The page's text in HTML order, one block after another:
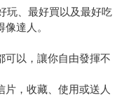
玩、最好買以及最好吃
達人。
可以，讓你自由發揮不
片，收藏、使用或送人